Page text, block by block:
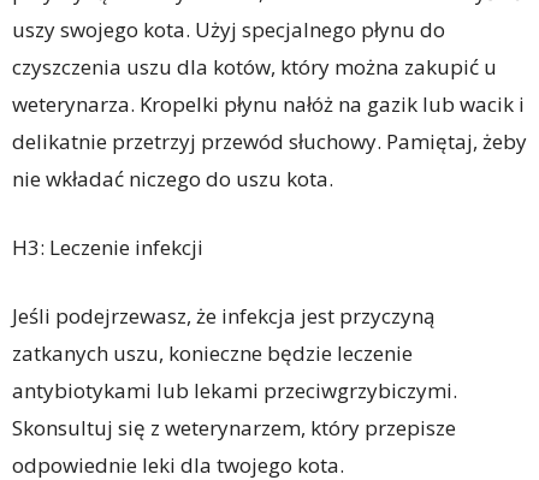
uszy swojego kota. Użyj specjalnego płynu do
czyszczenia uszu dla kotów, który można zakupić u
weterynarza. Kropelki płynu nałóż na gazik lub wacik i
delikatnie przetrzyj przewód słuchowy. Pamiętaj, żeby
nie wkładać niczego do uszu kota.
H3: Leczenie infekcji
Jeśli podejrzewasz, że infekcja jest przyczyną
zatkanych uszu, konieczne będzie leczenie
antybiotykami lub lekami przeciwgrzybiczymi.
Skonsultuj się z weterynarzem, który przepisze
odpowiednie leki dla twojego kota.